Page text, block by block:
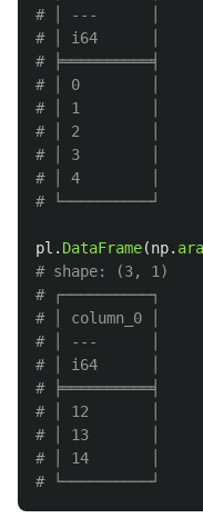
# │ ---      │
# │ i64      │
# ╞══════════╡
# │ 0        │
# │ 1        │
# │ 2        │
# │ 3        │
# │ 4        │
pl . DataFrame(np.
# shape: (3, 1)
# ┌──────────┐
# │ column_0 │
# │ ---      │
# │ i64      │
# ╞══════════╡
# │ 12       │
# │ 13       │
# │ 14       │